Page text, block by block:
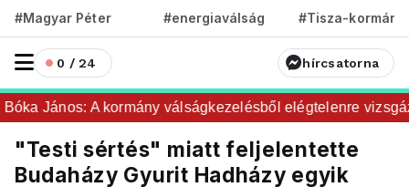
#Magyar Péter #energiaválság #Tisza-kormány
0 / 24 hírcsatorna
János: A kormány válságkezelésből elégtelenre
"Testi sértés" miatt feljelentette
Budaházy Gyurit Hadházy egyik